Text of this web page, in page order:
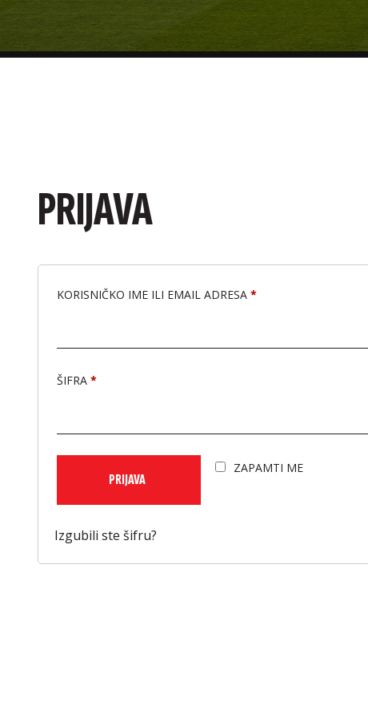
PRIJAVA
KORISNIČKO IME ILI EMAIL ADRESA *
ŠIFRA *
ZAPAMTI ME
PRIJAVA
Izgubili ste šifru?